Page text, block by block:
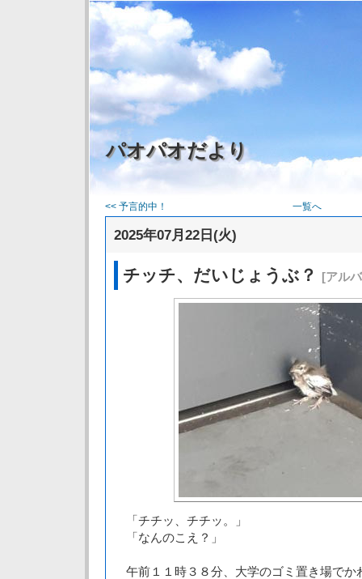
パオパオだより
<< 予言的中！ 一覧へ
2025年07月22日(火)
チッチ、だいじょうぶ？ [アル
「チチッ、チチッ。」
「なんのこえ？」
午前１１時３８分、大学のゴミ置き場でか